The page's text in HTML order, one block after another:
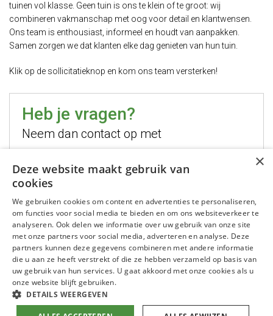
tuinen vol klasse. Geen tuin is ons te klein of te groot: wij
combineren vakmanschap met oog voor detail en klantwensen.
Ons team is enthousiast, informeel en houdt van aanpakken.
Samen zorgen we dat klanten elke dag genieten van hun tuin.
Klik op de sollicitatieknop en kom ons team versterken!
Heb je vragen?
Neem dan contact op met
Hugo Jelier
Bel mij
Stuur mij een email
×
Deze website maakt gebruik van
cookies
We gebruiken cookies om content en advertenties te personaliseren,
om functies voor social media te bieden en om ons websiteverkeer te
analyseren. Ook delen we informatie over uw gebruik van onze site
met onze partners voor social media, adverteren en analyse. Deze
partners kunnen deze gegevens combineren met andere informatie
die u aan ze heeft verstrekt of die ze hebben verzameld op basis van
uw gebruik van hun services. U gaat akkoord met onze cookies als u
onze website blijft gebruiken.
DETAILS WEERGEVEN